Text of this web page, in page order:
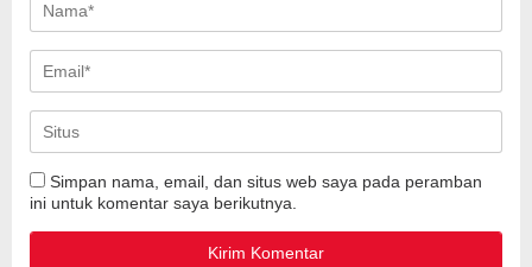
Simpan nama, email, dan situs web saya pada peramban
ini untuk komentar saya berikutnya.